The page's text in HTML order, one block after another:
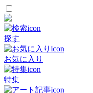
探す
お気に入り
特集